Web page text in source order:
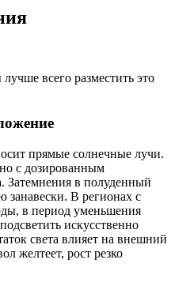
всего разместить это
прямые солнечные лучи.
с дозированным
Затемнения в полуденный
В регионах с
в период уменьшения
искусственно
света влияет на внешний
желтеет, рост резко